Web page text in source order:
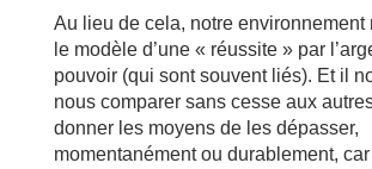
Au lieu de cela, notre environnement
le modèle d’une « réussite » par
pouvoir (qui sont souvent liés). Et il
nous comparer sans cesse aux
donner les moyens de les dépasser,
momentanément ou durablement, car